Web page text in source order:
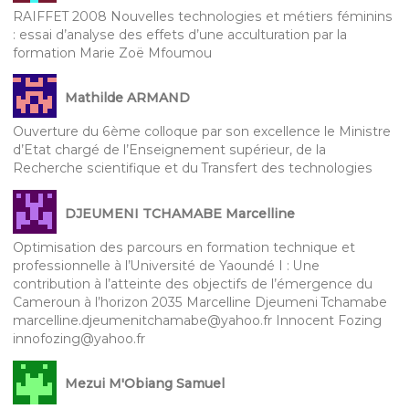
RAIFFET 2008 Nouvelles technologies et métiers féminins
: essai d’analyse des effets d’une acculturation par la
formation Marie Zoë Mfoumou
Mathilde ARMAND
Ouverture du 6ème colloque par son excellence le Ministre
d’Etat chargé de l’Enseignement supérieur, de la
Recherche scientifique et du Transfert des technologies
DJEUMENI TCHAMABE Marcelline
Optimisation des parcours en formation technique et
professionnelle à l’Université de Yaoundé I : Une
contribution à l’atteinte des objectifs de l’émergence du
Cameroun à l’horizon 2035 Marcelline Djeumeni Tchamabe
marcelline.djeumenitchamabe@yahoo.fr Innocent Fozing
innofozing@yahoo.fr
Mezui M'Obiang Samuel